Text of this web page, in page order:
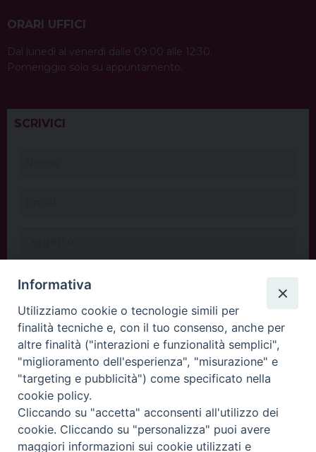
ORARI UFFICI
Dal lunedì al venerdì dalle 09:00 alle 12:30.
Pomeriggio solo su appuntamento.
SCRIVICI
INVIA
Informativa
Utilizziamo cookie o tecnologie simili per
finalità tecniche e, con il tuo consenso, anche per
altre finalità ("interazioni e funzionalità semplici",
"miglioramento dell'esperienza", "misurazione" e
"targeting e pubblicità") come specificato nella
cookie policy.
Cliccando su "accetta" acconsenti all'utilizzo dei
cookie. Cliccando su "personalizza" puoi avere
maggiori informazioni sui cookie utilizzati e